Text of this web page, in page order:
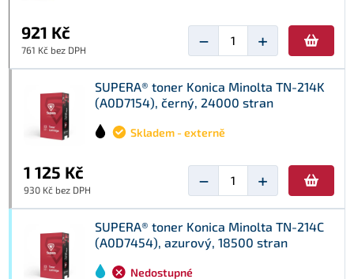
921 Kč
761 Kč bez DPH − +
SUPERA® toner Konica Minolta TN-214K
(A0D7154), černý, 24000 stran
Skladem - externě
1 125 Kč
930 Kč bez DPH − +
SUPERA® toner Konica Minolta TN-214C
(A0D7454), azurový, 18500 stran
Nedostupné